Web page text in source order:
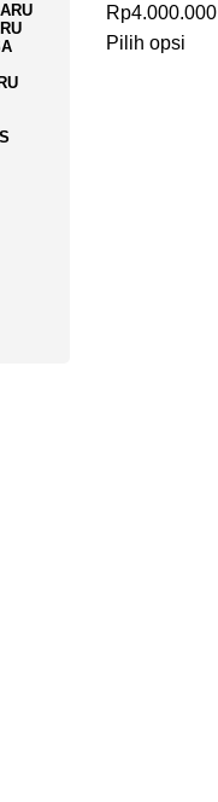
Rp4.000.000
Pilih opsi